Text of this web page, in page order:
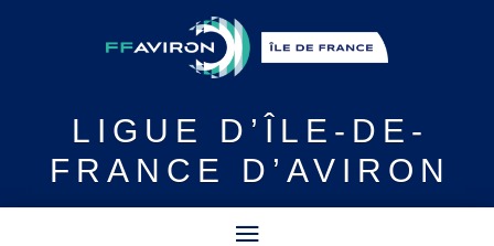
LIGUE
D’ÎLE-DE-
FRANCE D’AVIRON